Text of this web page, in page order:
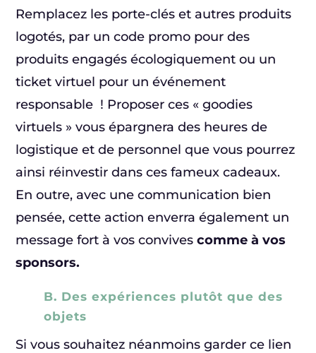
Remplacez les porte-clés et autres produits
logotés, par un code promo pour des
produits engagés écologiquement ou un
ticket virtuel pour un événement
responsable ! Proposer ces « goodies
virtuels » vous épargnera des heures de
logistique et de personnel que vous pourrez
ainsi réinvestir dans ces fameux cadeaux.
En outre, avec une communication bien
pensée, cette action enverra également un
message fort à vos convivescomme à vos
sponsors.
B. Des expériences plutôt que des
objets
Si vous souhaitez néanmoins garder ce lien